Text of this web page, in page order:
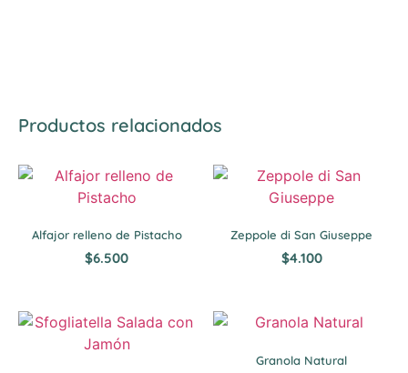
Productos relacionados
Alfajor relleno de Pistacho
$6.500
Zeppole di San Giuseppe
$4.100
Granola Natural